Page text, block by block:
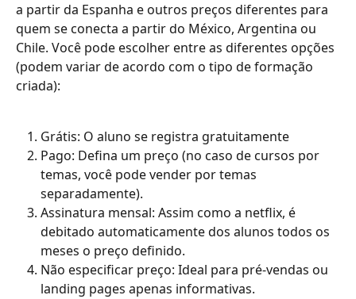
a partir da Espanha e outros preços diferentes para
quem se conecta a partir do México, Argentina ou
Chile. Você pode escolher entre as diferentes opções
(podem variar de acordo com o tipo de formação
criada):
Grátis: O aluno se registra gratuitamente
Pago: Defina um preço (no caso de cursos por
temas, você pode vender por temas
separadamente).
Assinatura mensal: Assim como a netflix, é
debitado automaticamente dos alunos todos os
meses o preço definido.
Não especificar preço: Ideal para pré-vendas ou
landing pages apenas informativas.